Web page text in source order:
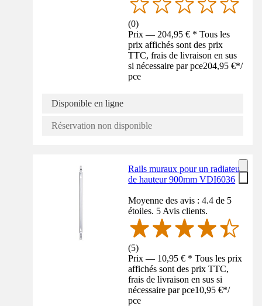
(0)
Prix — 204,95 € * Tous les
prix affichés sont des prix
TTC, frais de livraison en sus
si nécessaire par pce204,95 €*/
pce
Disponible en ligne
Réservation non disponible
Rails muraux pour un radiateur
de hauteur 900mm VDI6036
Moyenne des avis : 4.4 de 5
étoiles. 5 Avis clients.
(5)
Prix — 10,95 € * Tous les prix
affichés sont des prix TTC,
frais de livraison en sus si
nécessaire par pce10,95 €*/
pce